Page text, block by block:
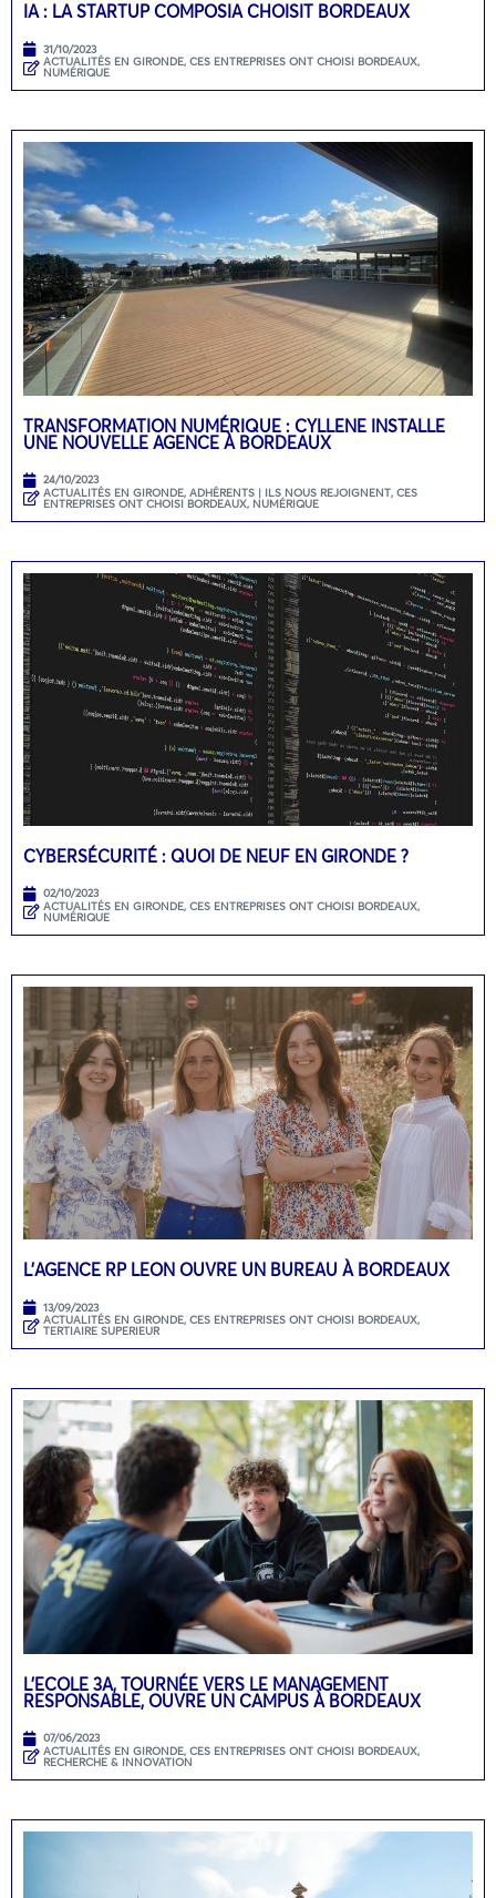
IA : LA STARTUP COMPOSIA CHOISIT BORDEAUX
31/10/2023
ACTUALITÉS EN GIRONDE, CES ENTREPRISES ONT CHOISI BORDEAUX,
NUMÉRIQUE
TRANSFORMATION NUMÉRIQUE : CYLLENE INSTALLE
UNE NOUVELLE AGENCE À BORDEAUX
24/10/2023
ACTUALITÉS EN GIRONDE, ADHÉRENTS | ILS NOUS REJOIGNENT, CES
ENTREPRISES ONT CHOISI BORDEAUX, NUMÉRIQUE
CYBERSÉCURITÉ : QUOI DE NEUF EN GIRONDE ?
02/10/2023
ACTUALITÉS EN GIRONDE, CES ENTREPRISES ONT CHOISI BORDEAUX,
NUMÉRIQUE
L’AGENCE RP LEON OUVRE UN BUREAU À BORDEAUX
13/09/2023
ACTUALITÉS EN GIRONDE, CES ENTREPRISES ONT CHOISI BORDEAUX,
TERTIAIRE SUPERIEUR
L’ECOLE 3A, TOURNÉE VERS LE MANAGEMENT
RESPONSABLE, OUVRE UN CAMPUS À BORDEAUX
07/06/2023
ACTUALITÉS EN GIRONDE, CES ENTREPRISES ONT CHOISI BORDEAUX,
RECHERCHE & INNOVATION